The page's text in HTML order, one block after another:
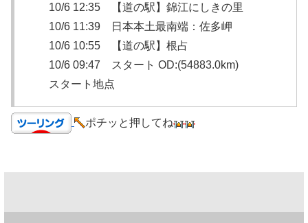
10/6 12:35 【道の駅】錦江にしきの里
10/6 11:39 日本本土最南端：佐多岬
10/6 10:55 【道の駅】根占
10/6 09:47 スタート OD:(54883.0km)
スタート地点
ポチッと押してね